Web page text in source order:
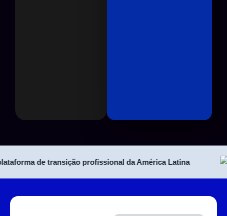
de transição profissional da América Latina